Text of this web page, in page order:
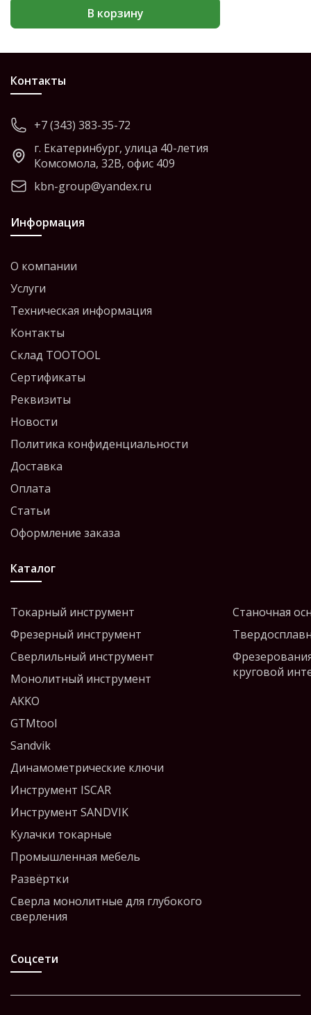
В корзину
Контакты
+7 (343) 383-35-72
г. Екатеринбург, улица 40-летия
Комсомола, 32В, офис 409
kbn-group@yandex.ru
Информация
О компании
Услуги
Техническая информация
Контакты
Склад TOOTOOL
Сертификаты
Реквизиты
Новости
Политика конфиденциальности
Доставка
Оплата
Статьи
Оформление заказа
Каталог
Токарный инструмент
Фрезерный инструмент
Сверлильный инструмент
Монолитный инструмент
AKKO
GTMtool
Sandvik
Динамометрические ключи
Инструмент ISCAR
Инструмент SANDVIK
Кулачки токарные
Промышленная мебель
Развёртки
Сверла монолитные для глубокого
сверления
Станочная
круговой
Соцсети